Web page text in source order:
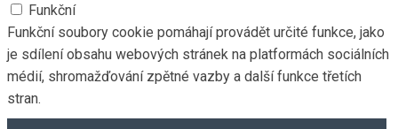
Funkční
Funkční soubory cookie pomáhají provádět určité funkce, jako
je sdílení obsahu webových stránek na platformách sociálních
médií, shromažďování zpětné vazby a další funkce třetích
stran.